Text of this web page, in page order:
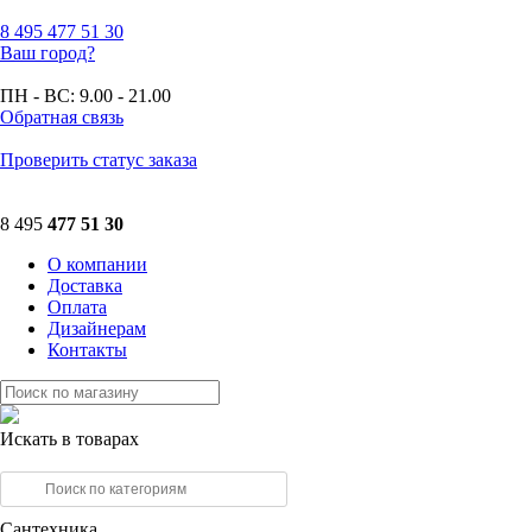
8 495 477 51 30
Ваш город?
ПН - ВС: 9.00 - 21.00
Обратная связь
Проверить статус заказа
8 495 477 51 30
О компании
Доставка
Оплата
Дизайнерам
Контакты
Искать в товарах